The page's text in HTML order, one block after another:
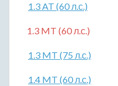
1.3 AT (60 л.с.)
1.3 MT (60 л.с.)
1.3 MT (75 л.с.)
1.4 MT (60 л.с.)